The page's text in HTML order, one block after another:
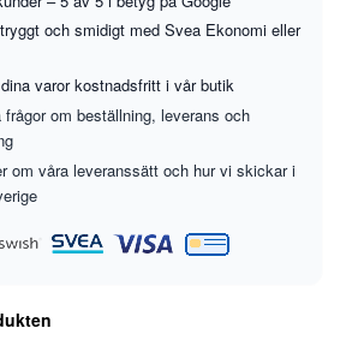
och smidigt med Svea Ekonomi eller
varor kostnadsfritt i vår butik
frågor om beställning, leverans och
om våra leveranssätt och hur vi skickar i